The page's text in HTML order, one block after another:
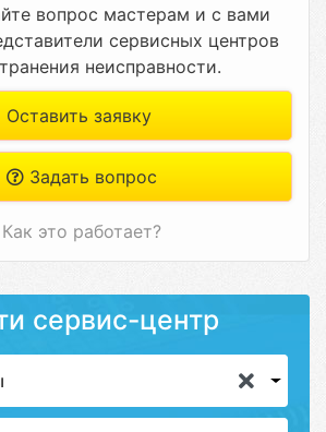
вопрос мастерам и с вами
сервисных центров
неисправности.
Оставить заявку
Задать вопрос
Как это работает?
сервис-центр